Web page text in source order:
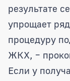
результате
упрощает
процедуру
ЖКХ, –
Если у